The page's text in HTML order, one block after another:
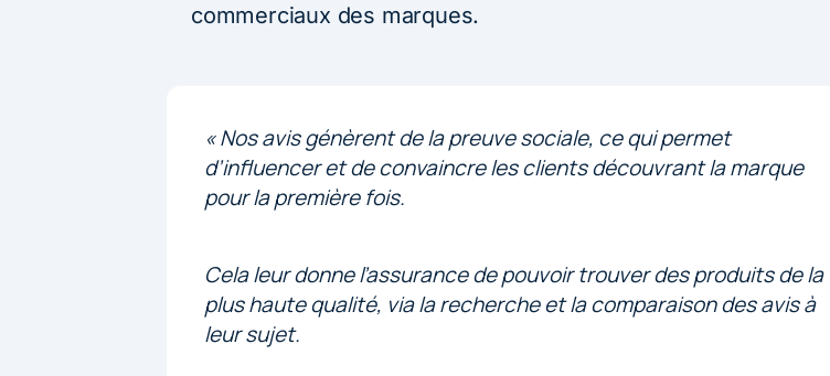
commerciaux des marques.
« Nos avis génèrent de la preuve sociale, ce qui permet
d’influencer et de convaincre les clients découvrant la marque
pour la première fois.
Cela leur donne l’assurance de pouvoir trouver des produits de la
plus haute qualité, via la recherche et la comparaison des avis à
leur sujet.